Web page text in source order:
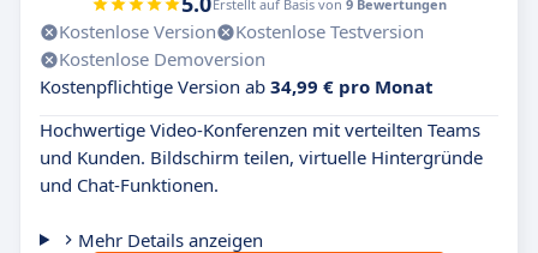
Erstellt auf Basis von 9 Bewertungen
Kostenlose Version
Kostenlose Testversion
Kostenlose Demoversion
Kostenpflichtige Version ab 34,99 € pro Monat
Hochwertige Video-Konferenzen mit verteilten Teams
und Kunden. Bildschirm teilen, virtuelle Hintergründe
und Chat-Funktionen.
Mehr Details anzeigen